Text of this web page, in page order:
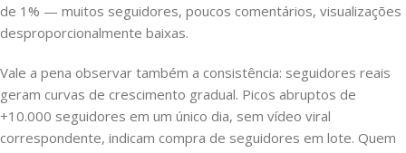
de 1% — muitos seguidores, poucos comentários, visualizações
desproporcionalmente baixas.
Vale a pena observar também a consistência: seguidores reais
geram curvas de crescimento gradual. Picos abruptos de
+10.000 seguidores em um único dia, sem vídeo viral
correspondente, indicam compra de seguidores em lote. Quem